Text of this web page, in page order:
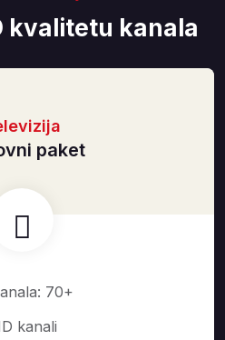
kvalitetu kanala
paket
70+
kanali